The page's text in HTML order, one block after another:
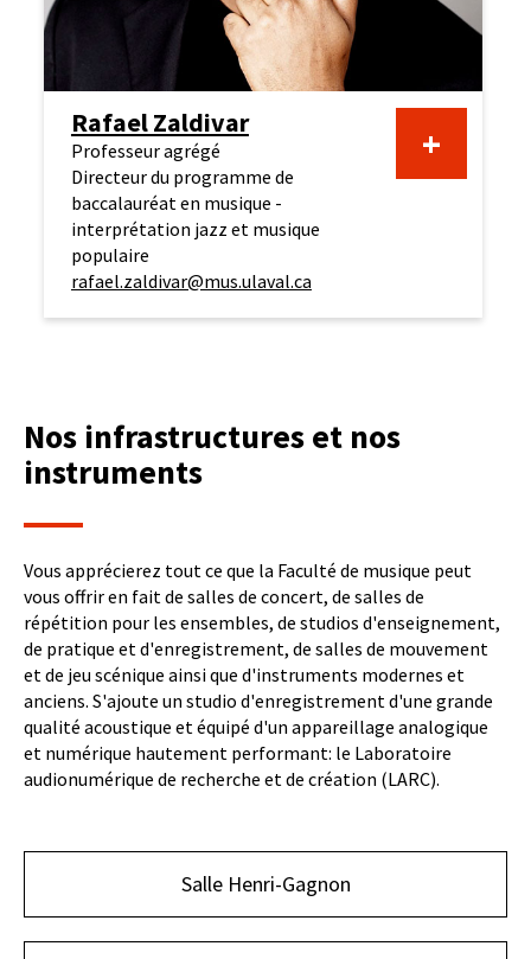
Rafael Zaldivar
Professeur agrégé
Directeur du programme de
baccalauréat en musique -
interprétation jazz et musique
populaire
rafael.zaldivar@mus.ulaval.ca
+
Nos infrastructures et nos
instruments
Vous apprécierez tout ce que la Faculté de musique peut
vous offrir en fait de salles de concert, de salles de
répétition pour les ensembles, de studios d'enseignement,
de pratique et d'enregistrement, de salles de mouvement
et de jeu scénique ainsi que d'instruments modernes et
anciens. S'ajoute un studio d'enregistrement d'une grande
qualité acoustique et équipé d'un appareillage analogique
et numérique hautement performant: le Laboratoire
audionumérique de recherche et de création (LARC).
Salle Henri-Gagnon